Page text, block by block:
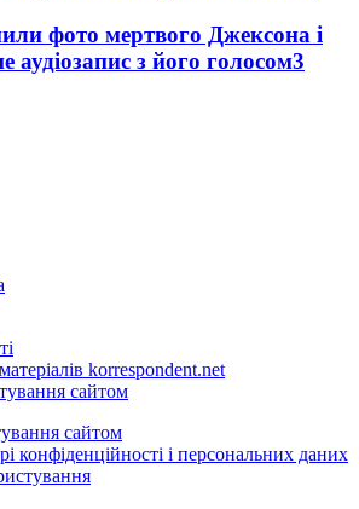
фото мертвого Джексона і
аудіозапис з його голосом3
korrespondent.net
сайтом
сайтом
конфіденційності і персональних даних